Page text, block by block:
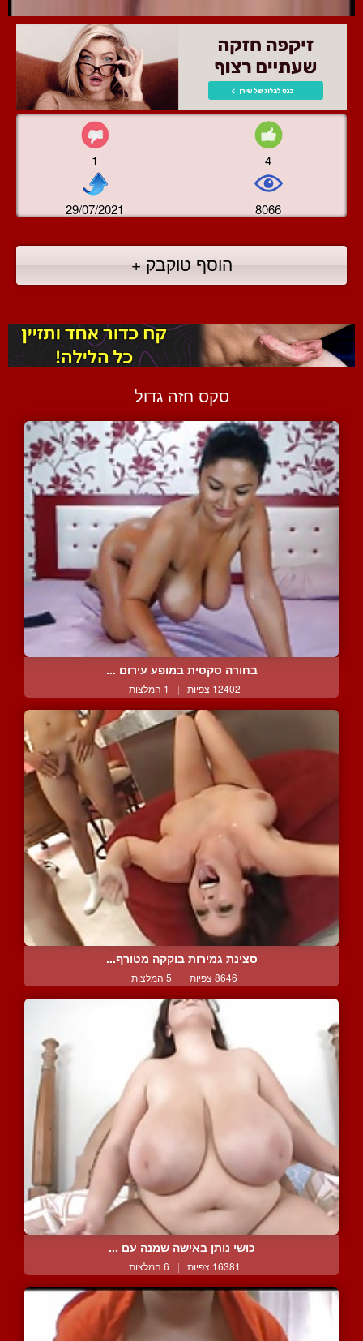
1 4
29/07/2021 8066
הוסף טוקבק +
סקס חזה גדול
בחורה סקסית במופע עירום ...
12402 צפיות | 1 המלצות
סצינת גמירות בוקקה מטורף...
8646 צפיות | 5 המלצות
כושי נותן באישה שמנה עם ...
16381 צפיות | 6 המלצות